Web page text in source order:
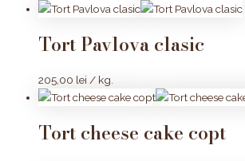
Tort Pavlova clasic
205,00 lei / kg.
Tort cheese cake copt